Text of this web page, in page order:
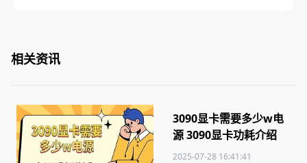
相关资讯
3090显卡需要多少w电
源 3090显卡功耗介绍
2025-07-28 16:41:41